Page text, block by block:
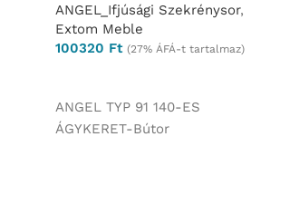
ANGEL_Ifjúsági Szekrénysor,
Extom Meble
100320 Ft (27% ÁFÁ-t tartalmaz)
ANGEL TYP 91 140-ES
ÁGYKERET-Bútor